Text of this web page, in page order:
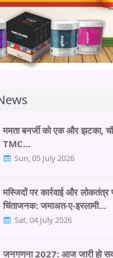
ममता बनर्जी को एक और झटका,
TMC…
Sun, 05 July 2026
मस्जिदों पर कार्रवाई और
चिंताजनक: जमाअत-ए-इस्लामी…
Sat, 04 July 2026
जनगणना 2027: आज जारी हो